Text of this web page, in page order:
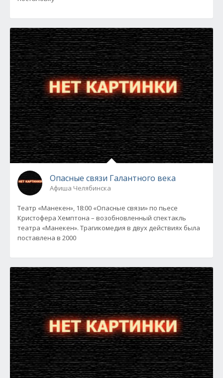
Опасные связи Галантного века
Афиша Челябинска
Театр «Манекен», 18:00 «Опасные связи» по пьесе
Кристофера Хемптона – возобновленный спектакль
театра «Манекен». Трагикомедия в двух действиях была
поставлена в 2000